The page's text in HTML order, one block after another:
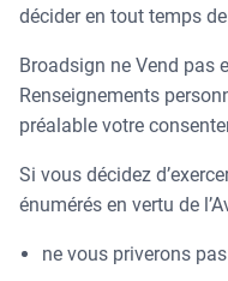
décider en tout temps
Broadsign ne Vend pas
Renseignements
préalable votre
Si vous décidez
énumérés en vertu de
ne vous priverons